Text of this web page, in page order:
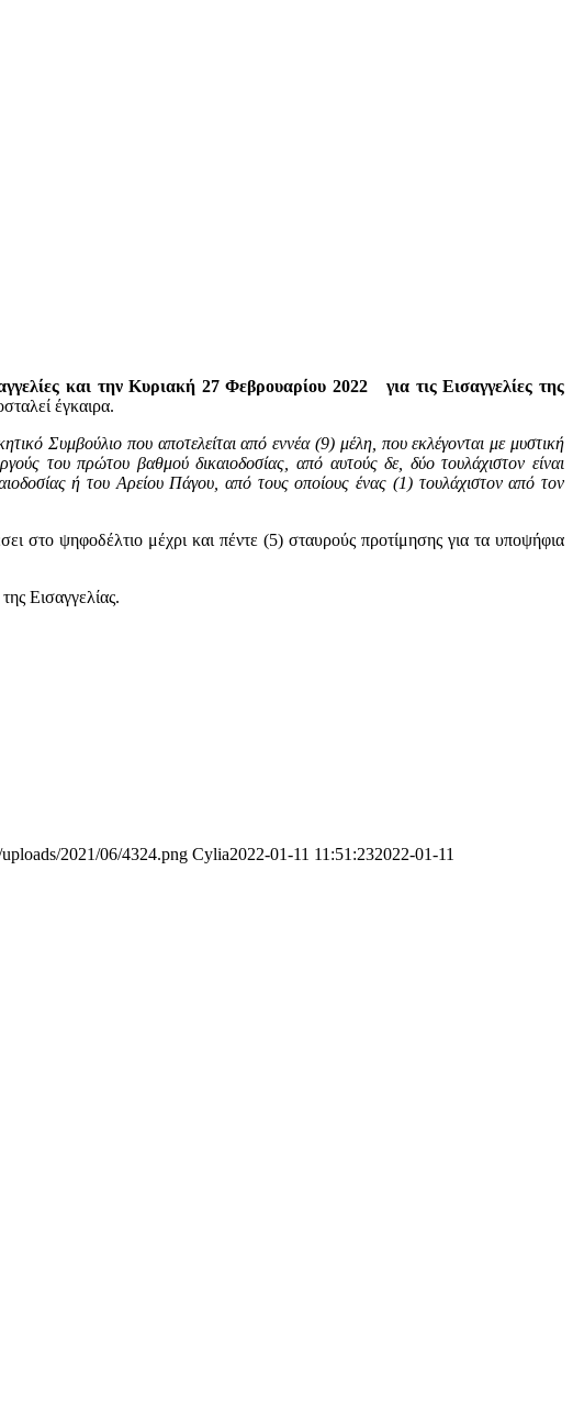
και την Κυριακή 27 Φεβρουαρίου 2022 για τις Εισαγγελίες της
έγκαιρα.
Συμβούλιο που αποτελείται από εννέα (9) μέλη, που εκλέγονται με μυστική
του πρώτου βαθμού δικαιοδοσίας, από αυτούς δε, δύο τουλάχιστον είναι
ή του Αρείου Πάγου, από τους οποίους ένας (1) τουλάχιστον από τον
στο ψηφοδέλτιο μέχρι και πέντε (5) σταυρούς προτίμησης για τα υποψήφια
Εισαγγελίας.
2021/06/4324.png Cylia2022-01-11 11:51:232022-01-11